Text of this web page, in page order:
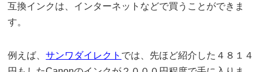
互換インクは、インターネットなどで買うことができま
す。
例えば、サンワダイレクト では、先ほど紹介した４８１４